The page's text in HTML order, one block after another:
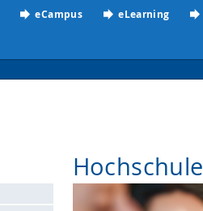
eCampus eLearning
Hochschule